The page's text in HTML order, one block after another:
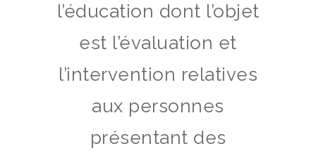
l’éducation dont l’objet
est l’évaluation et
l’intervention relatives
aux personnes
présentant des